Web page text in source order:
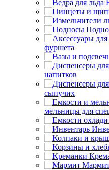
фуршета
напитков
сыпучих
мельницы для